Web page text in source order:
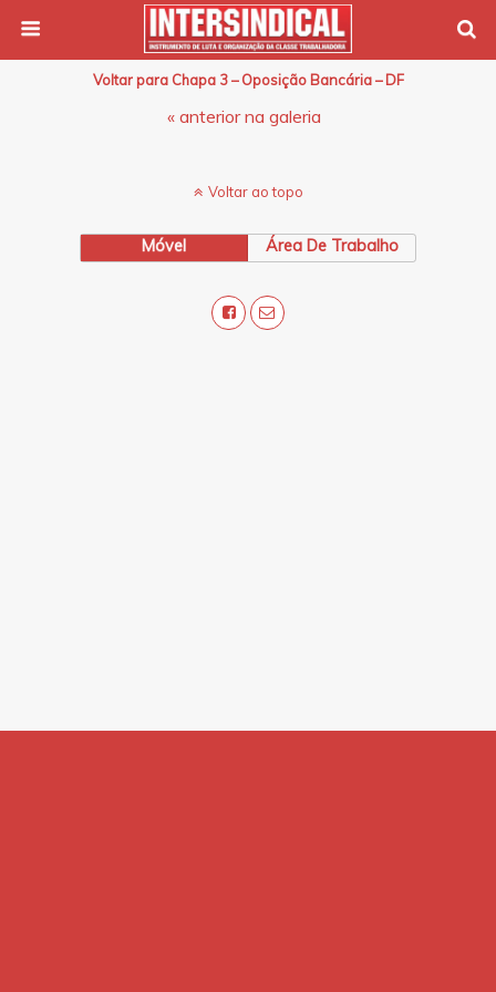
Voltar para Chapa 3 – Oposição Bancária – DF
« anterior na galeria
Voltar ao topo
Móvel Área De Trabalho